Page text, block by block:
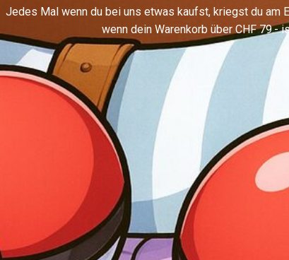
Jedes Mal wenn du bei uns etwas kaufst, kriegst du am
wenn dein Warenkorb über CHF 79.-